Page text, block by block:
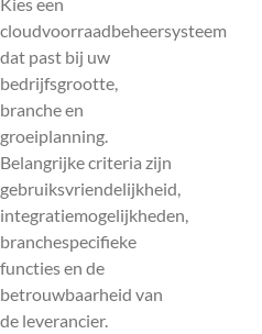
cloudvoorraadbeheersysteem
dat past bij uw
bedrijfsgrootte,
branche en
groeiplanning.
Belangrijke criteria zijn
gebruiksvriendelijkheid,
integratiemogelijkheden,
branchespecifieke
functies en de
betrouwbaarheid van
de leverancier.